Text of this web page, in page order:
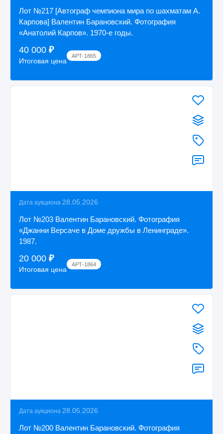
Лот №217 [Автограф чемпиона мира по шахматам А.
Карпова] Валентин Барановский. Фотография
«Анатолий Карпов». 1970-е годы.
40 000 ₽
Итоговая цена
АРТ-1865
Дата аукциона 28.05.2026
Лот №203 Валентин Барановский. Фотография
«Джанни Версаче в Доме дружбы в Ленинграде».
1987.
20 000 ₽
Итоговая цена
АРТ-1864
Дата аукциона 28.05.2026
Лот №200 Валентин Барановский. Фотография